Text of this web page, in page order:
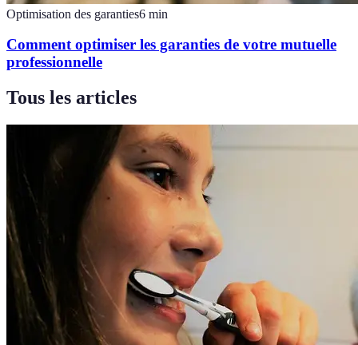
Optimisation des garanties6 min
Comment optimiser les garanties de votre mutuelle
professionnelle
Tous les articles